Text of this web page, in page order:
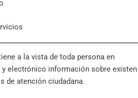
a la vista de toda persona en
electrónico información sobre existen
de atención ciudadana.